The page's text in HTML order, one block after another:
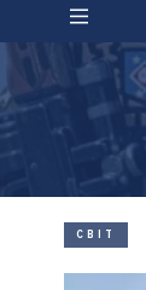
СВІТ